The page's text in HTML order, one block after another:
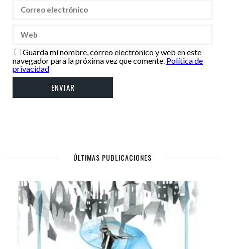
Guarda mi nombre, correo electrónico y web en este
navegador para la próxima vez que comente. Política de
privacidad
ÚLTIMAS PUBLICACIONES